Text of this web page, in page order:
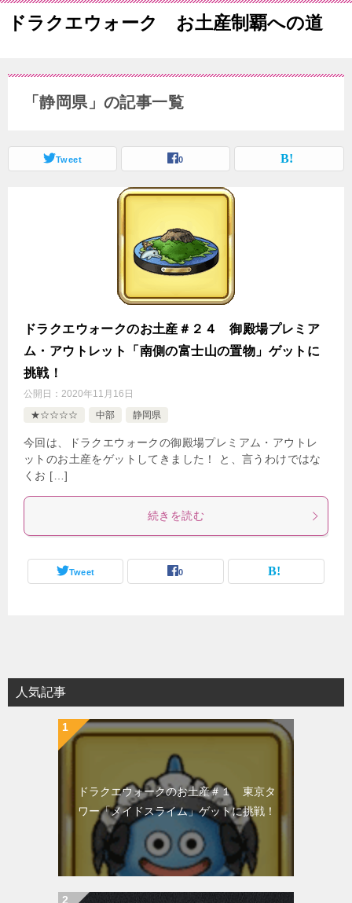
ドラクエウォーク お土産制覇への道
「静岡県」の記事一覧
Tweet 0
ドラクエウォークのお土産＃２４ 御殿場プレミア
ム・アウトレット「南側の富士山の置物」ゲットに
挑戦！
公開日： 2020年11月16日
★☆☆☆☆
中部 静岡県
今回は、ドラクエウォークの御殿場プレミアム・アウトレ
ットのお土産をゲットしてきました！ と、言うわけではな
くお […]
続きを読む
Tweet 0
人気記事
ドラクエウォークのお土産＃１ 東京タ
ワー「メイドスライム」ゲットに挑戦！